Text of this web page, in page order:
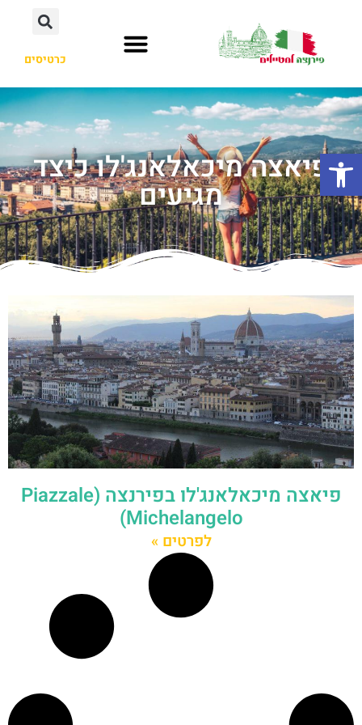
כרטיסים
פיאצה מיכאלאנג'לו כיצד
מגיעים
פיאצה מיכאלאנג'לו בפירנצה (Piazzale
Michelangelo)
לפרטים »
פתח סרגל נגישות